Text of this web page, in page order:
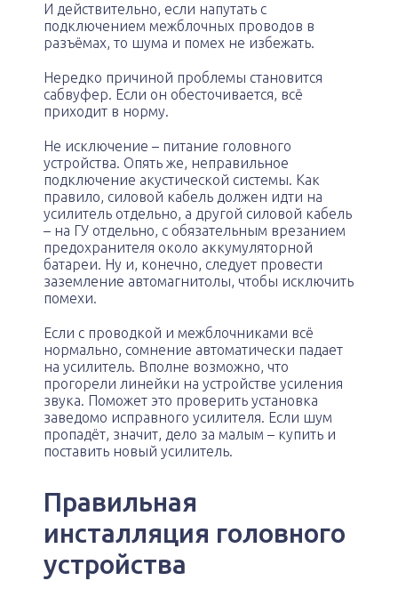
И действительно, если напутать с
подключением межблочных проводов в
разъёмах, то шума и помех не избежать.
Нередко причиной проблемы становится
сабвуфер. Если он обесточивается, всё
приходит в норму.
Не исключение – питание головного
устройства. Опять же, неправильное
подключение акустической системы. Как
правило, силовой кабель должен идти на
усилитель отдельно, а другой силовой кабель
– на ГУ отдельно, с обязательным врезанием
предохранителя около аккумуляторной
батареи. Ну и, конечно, следует провести
заземление автомагнитолы, чтобы исключить
помехи.
Если с проводкой и межблочниками всё
нормально, сомнение автоматически падает
на усилитель. Вполне возможно, что
прогорели линейки на устройстве усиления
звука. Поможет это проверить установка
заведомо исправного усилителя. Если шум
пропадёт, значит, дело за малым – купить и
поставить новый усилитель.
Правильная
инсталляция головного
устройства